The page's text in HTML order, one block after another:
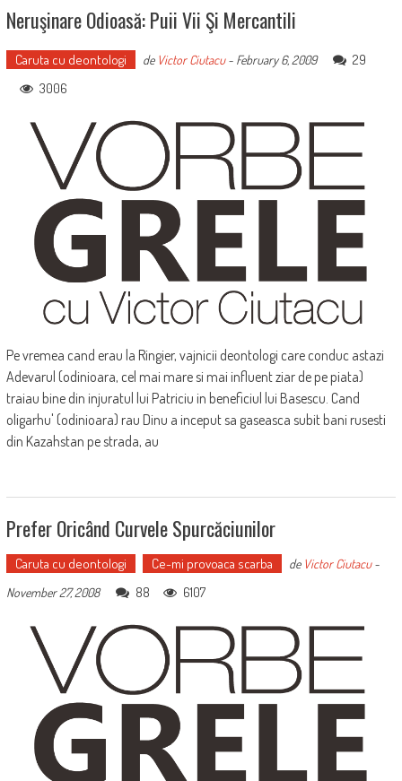
Neruşinare Odioasă: Puii Vii Şi Mercantili
Caruta cu deontologi de Victor Ciutacu- February 6, 2009
29
3006
Pe vremea cand erau la Ringier, vajnicii deontologi care conduc astazi
Adevarul (odinioara, cel mai mare si mai influent ziar de pe piata)
traiau bine din injuratul lui Patriciu in beneficiul lui Basescu. Cand
oligarhu' (odinioara) rau Dinu a inceput sa gaseasca subit bani rusesti
din Kazahstan pe strada, au
Prefer Oricând Curvele Spurcăciunilor
Caruta cu deontologi Ce-mi provoaca scarba de Victor Ciutacu-
November 27, 2008
88 6107